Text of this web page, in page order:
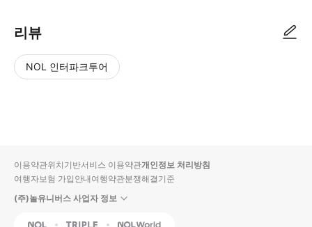
리뷰
NOL 인터파크투어
입니
다.
순
상
이용약관위치기반서비스 이용약관개인정보 처리방침
여행자보험 가입안내여행약관분쟁해결기준
(주)놀유니버스 사업자 정보